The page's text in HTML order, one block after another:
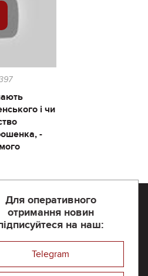
і чи
-
Для оперативного
отримання новин
на наш:
Telegram
та підтримується
компанії 32х32